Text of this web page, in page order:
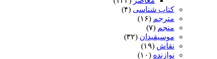
کتاب شناسی (۴)
مترجم (۱۶)
منجم (۷)
موسیقیدان (۳۲)
نقاش (۱۹)
نوازنده (۱۰)